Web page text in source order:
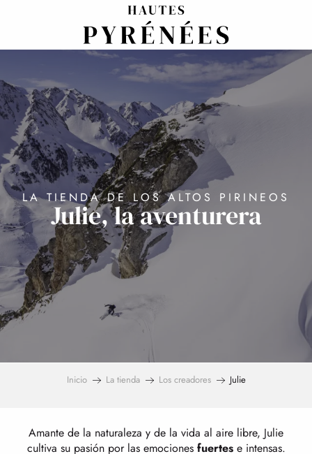
LA TIENDA DE LOS ALTOS PIRINEOS
Julie, la aventurera
Inicio La tienda Los creadores Julie
Amante de la naturaleza y de la vida al aire libre, Julie
cultiva su pasión por las emociones fuertese intensas.